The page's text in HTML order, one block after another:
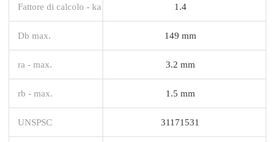
Fattore di calcolo - ka 1.4
Db max. 149 mm
ra - max. 3.2 mm
rb - max. 1.5 mm
UNSPSC 31171531